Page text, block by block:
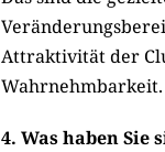
Attraktivität der
Wahrnehmbarkeit.
4. Was haben